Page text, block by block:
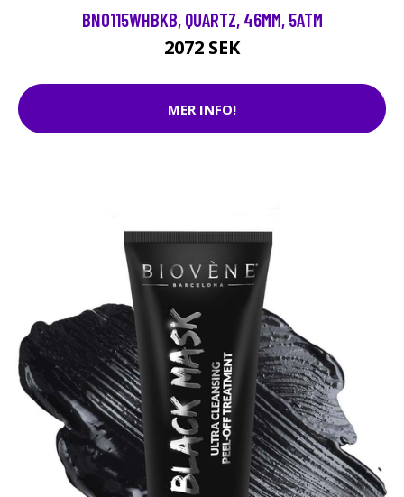
BN0115WHBKB, QUARTZ, 46MM, 5ATM
2072 SEK
MER INFO!